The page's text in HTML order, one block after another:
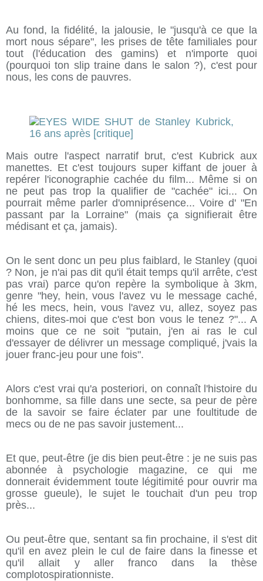
Au fond, la fidélité, la jalousie, le "jusqu'à ce que la
mort nous sépare", les prises de tête familiales pour
tout (l'éducation des gamins) et n'importe quoi
(pourquoi ton slip traine dans le salon ?), c'est pour
nous, les cons de pauvres.
Mais outre l'aspect narratif brut, c'est Kubrick aux
manettes. Et c'est toujours super kiffant de jouer à
repérer l'iconographie cachée du film... Même si on
ne peut pas trop la qualifier de "cachée" ici... On
pourrait même parler d'omniprésence... Voire d' "En
passant par la Lorraine" (mais ça signifierait être
médisant et ça, jamais).
On le sent donc un peu plus faiblard, le Stanley (quoi
? Non, je n'ai pas dit qu'il était temps qu'il arrête, c'est
pas vrai) parce qu'on repère la symbolique à 3km,
genre "hey, hein, vous l'avez vu le message caché,
hé les mecs, hein, vous l'avez vu, allez, soyez pas
chiens, dites-moi que c'est bon vous le tenez ?"... A
moins que ce ne soit "putain, j'en ai ras le cul
d'essayer de délivrer un message compliqué, j'vais la
jouer franc-jeu pour une fois".
Alors c'est vrai qu'a posteriori, on connaît l'histoire du
bonhomme, sa fille dans une secte, sa peur de père
de la savoir se faire éclater par une foultitude de
mecs ou de ne pas savoir justement...
Et que, peut-être (je dis bien peut-être : je ne suis pas
abonnée à psychologie magazine, ce qui me
donnerait évidemment toute légitimité pour ouvrir ma
grosse gueule), le sujet le touchait d'un peu trop
près...
Ou peut-être que, sentant sa fin prochaine, il s'est dit
qu'il en avez plein le cul de faire dans la finesse et
qu'il allait y aller franco dans la thèse
complotospirationniste.